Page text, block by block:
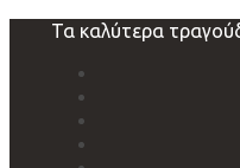
navigation
Τα καλύτερα